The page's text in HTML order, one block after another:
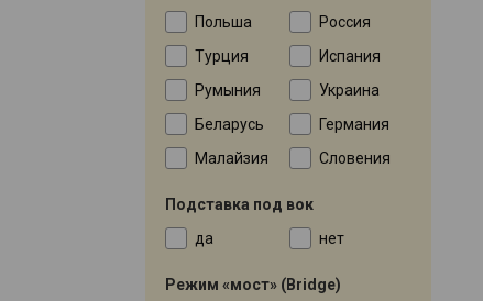
Польша
Россия
Турция
Испания
Румыния
Украина
Беларусь
Германия
Малайзия
Словения
Подставка под вок
да
нет
Режим «мост» (Bridge)